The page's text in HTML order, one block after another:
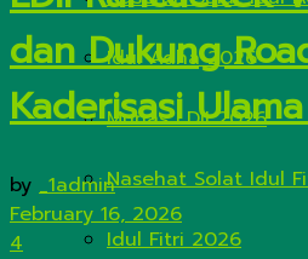
Idul Adha 2026
Munas LDII 2026
Nasehat Solat Idul
Idul Fitri 2026
dan Dukung
Kaderisasi
by _1admin
February 16, 2026
4